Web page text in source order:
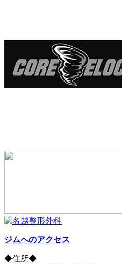
ジムへのアクセス
◆住所◆